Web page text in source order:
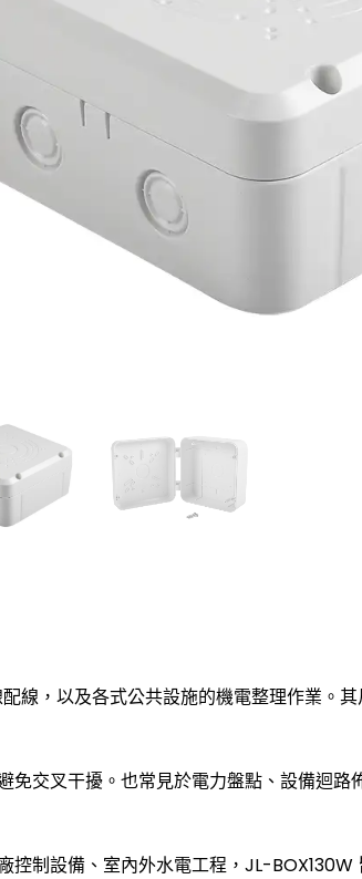
線，以及各式公共設施的機電整理作業。
交叉干擾。也常見於電力盤點、設備迴路
制設備、室內外水電工程，JL-